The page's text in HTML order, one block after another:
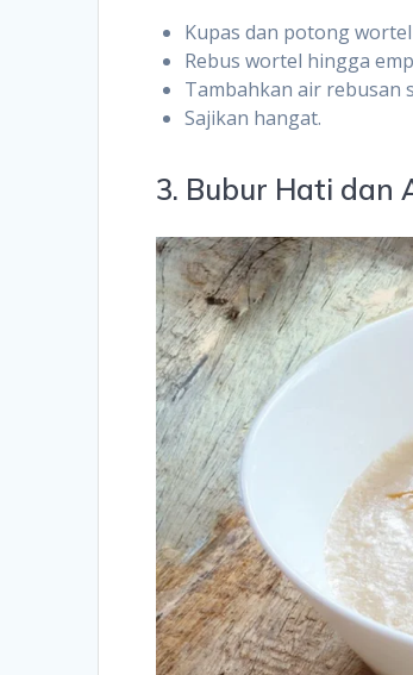
Kupas dan potong
Rebus wortel hingga
Tambahkan air rebusan
Sajikan hangat.
3. Bubur Hati dan